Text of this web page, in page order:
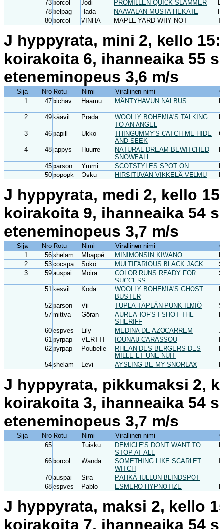
73 borcol Jodi PROMILLEN QUICK SLAMMER
78 belpag Hada NAAVALAN MUSTA HEKATE
80 borcol VINHA MAPLE YARD WHY NOT
J hyppyrata, mini 2, kello
koirakoita 6, ihanneaika 55
eteneminopeus 3,6 m/s
Sija Nro Rotu Nimi Virallinen nimi
1
47 bichav Haamu MÄNTYHAVUN NALBUS
2 49 käävil Prada
WOOLLY BOHEMIA'S TALKING
TO AN ANGEL
3 46 papill Ukko
THINGUMMY'S CATCH ME HIDE
AND SEEK
4 48 jappys Huurre
NATURAL DREAM BEWITCHED
SNOWBALL
45 parson Ymmi SCOTSTYLES SPOT ON
50 popopk Osku HIRSITUVAN VIKKELÄ VELMU
J hyppyrata, medi 2, kello
koirakoita 9, ihanneaika 54
eteneminopeus 3,7 m/s
Sija Nro Rotu Nimi Virallinen nimi
1
56 shelam Mbappé MINIMONSIN KIWANO
2
53 cocspa Sökö MULTIFARIOUS BLACK JACK
3
59 auspai Moira
COLOR RUNS READY FOR
SUCCESS
51 kesvil Koda
WOOLLY BOHEMIA'S GHOST
BUSTER
52 parson Vii TUPLA-TÄPLÄN PUNK-ILMIÖ
57 mittva Göran
AUREAHOF'S I SHOT THE
SHERIFF
60 espves Lily MEDINA DE AZOCARREM
61 pyrpap VERTTI IOUNAU CARASSOU
62 pyrpap Poubelle
RHEAN DES BERGERS DES
MILLE ET UNE NUIT
54 shelam Levi AYSLING BE MY SNORLAX
J hyppyrata, pikkumaksi 2,
koirakoita 3, ihanneaika 54
eteneminopeus 3,7 m/s
Sija Nro Rotu Nimi Virallinen nimi
65
Tuisku
DEMICLE'S DON'T WANT TO
STOP AT ALL
66 borcol Wanda
SOMETHING LIKE SCARLET
WITCH
70 auspai Sira PÄHKÄHULLUN BLINDSPOT
68 espves Pablo ESMERO HYPNOTIZE
J hyppyrata, maksi 2, kello
koirakoita 7, ihanneaika 54